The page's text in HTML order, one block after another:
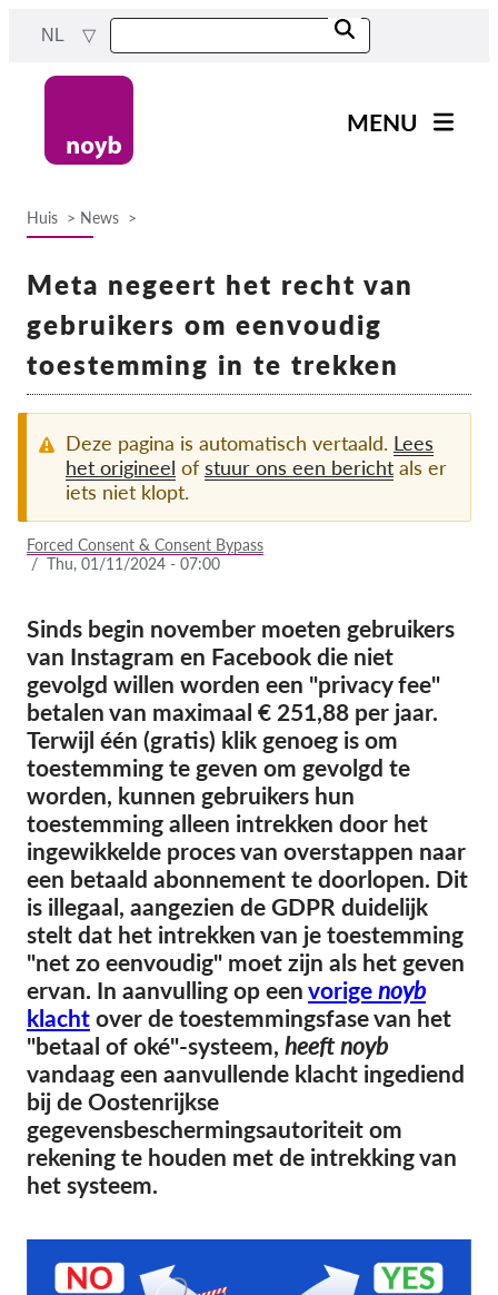
content
NL
MENU
Projecten
Exercise your rights!
Steun ons!
Lidmaatschap
Sponsoring
Tax deductability
Als lid inloggen
Over ons
Team
Jaarverslagen
FAQ's
Vacatures
Representatieve vorderingen
OnionShare
Media
Contact
GDPRhub
Huis News
Meta negeert het recht van
gebruikers om eenvoudig
toestemming in te trekken
Deze pagina is automatisch vertaald. Lees
het origineel of stuur ons een bericht als er
iets niet klopt.
Forced Consent & Consent Bypass
/ Thu, 01/11/2024 - 07:00
Sinds begin november moeten gebruikers
van Instagram en Facebook die niet
gevolgd willen worden een "privacy fee"
betalen van maximaal € 251,88 per jaar.
Terwijl één (gratis) klik genoeg is om
toestemming te geven om gevolgd te
worden, kunnen gebruikers hun
toestemming alleen intrekken door het
ingewikkelde proces van overstappen naar
een betaald abonnement te doorlopen. Dit
is illegaal, aangezien de GDPR duidelijk
stelt dat het intrekken van je toestemming
"net zo eenvoudig" moet zijn als het geven
ervan. In aanvulling op een vorige noyb
klacht over de toestemmingsfase van het
"betaal of oké"-systeem, heeft noyb
vandaag een aanvullende klacht ingediend
bij de Oostenrijkse
gegevensbeschermingsautoriteit om
rekening te houden met de intrekking van
het systeem.